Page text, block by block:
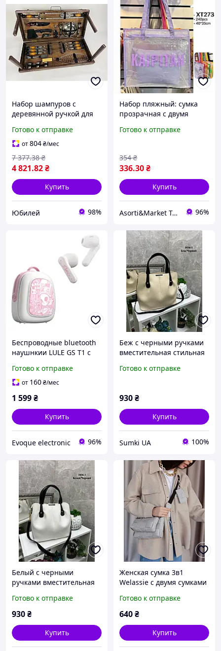
Набор шампуров с
деревянной ручкой для
Шампура на подарок Grill
Master 1
Готово к отправке
от804₴/мес
4 821.82₴
7 377.38 ₴
Купить
Юбилей 98%
Набор пляжный: сумка
прозрачная с двумя
змейке в ассортименте.
комфортом
Готово к отправке
336.30₴
354 ₴
Купить
Asorti&Market Товары для дома-семьи 96%
Беспроводные bluetooth
наушнкии LULE GS T1 с
школьной сумки с
зарядным кейсом Pink
Готово к отправке
от 160₴/мес
1 599₴
Купить
Evoque electronic 96%
Беж с черными ручками
вместительная стильная
отделения (1036-1)
Готово к отправке
930₴
Купить
Sumki UA 100%
Белый с черными
ручками вместительная
сумка на 3 отделения
(1036-1)
Готово к отправке
930₴
Купить
Женская сумка 3в1
Welassie с двумя сумками
серого цвета «Салли»
Готово к отправке
640₴
Купить